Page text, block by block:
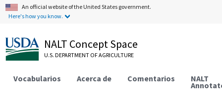
An official website of the United States government.
Here's how you know.
NALT Concept Space
U.S. DEPARTMENT OF AGRICULTURE
Vocabularios Acerca de Comentarios NALT